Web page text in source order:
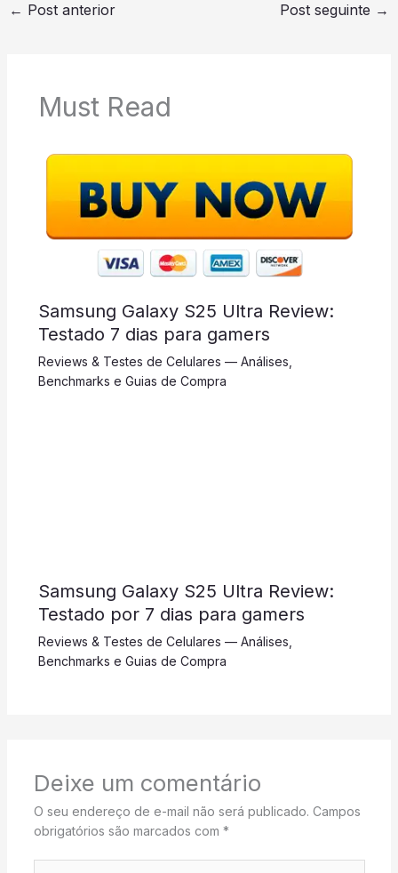
← Post anterior Post seguinte →
Must Read
Samsung Galaxy S25 Ultra Review:
Testado 7 dias para gamers
Reviews & Testes de Celulares — Análises,
Benchmarks e Guias de Compra
Samsung Galaxy S25 Ultra Review:
Testado por 7 dias para gamers
Reviews & Testes de Celulares — Análises,
Benchmarks e Guias de Compra
Deixe um comentário
O seu endereço de e-mail não será publicado. Campos
obrigatórios são marcados com *